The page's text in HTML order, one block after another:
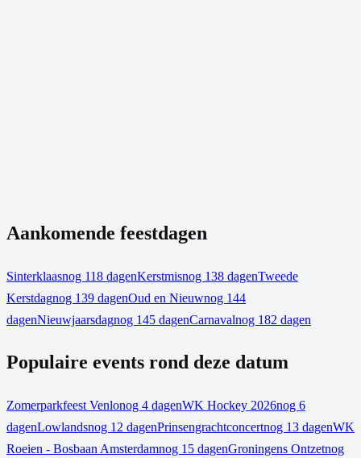
Aankomende feestdagen
Sinterklaasnog 118 dagenKerstmisnog 138 dagenTweede
Kerstdagnog 139 dagenOud en Nieuwnog 144
dagenNieuwjaarsdagnog 145 dagenCarnavalnog 182 dagen
Populaire events rond deze datum
Zomerparkfeest Venlonog 4 dagenWK Hockey 2026nog 6
dagenLowlandsnog 12 dagenPrinsengrachtconcertnog 13 dagenWK
Roeien - Bosbaan Amsterdamnog 15 dagenGroningens Ontzetnog